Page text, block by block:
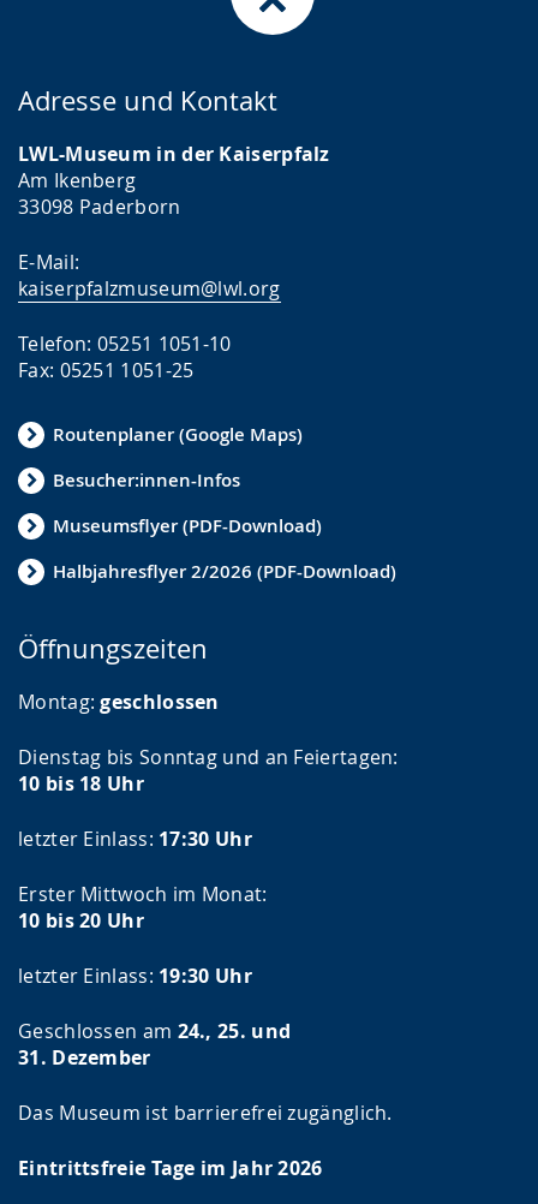
Adresse und Kontakt
LWL-Museum in der Kaiserpfalz
Am Ikenberg
33098 Paderborn
E-Mail:
kaiserpfalzmuseum@lwl.org
Telefon: 05251 1051-10
Fax: 05251 1051-25
Routenplaner (Google Maps)
Besucher:innen-Infos
Museumsflyer (PDF-Download)
Halbjahresflyer 2/2026 (PDF-Download)
Öffnungszeiten
Montag:geschlossen
Dienstag bis Sonntag und an Feiertagen:
10 bis 18 Uhr
letzter Einlass: 17:30 Uhr
Erster Mittwoch im Monat:
10 bis 20 Uhr
letzter Einlass: 19:30 Uhr
Geschlossen am 24., 25. und
31. Dezember
Das Museum ist barrierefrei zugänglich.
Eintrittsfreie Tage im Jahr 2026